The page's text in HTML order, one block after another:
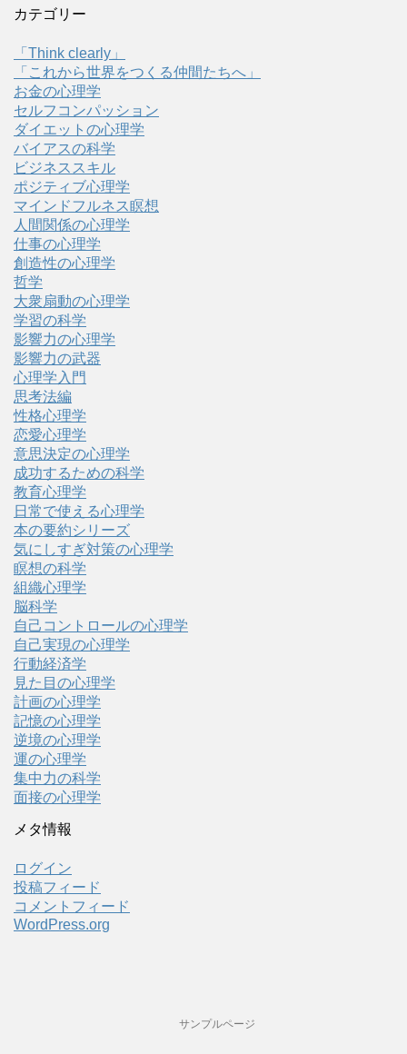
カテゴリー
「Think clearly」
「これから世界をつくる仲間たちへ」
お金の心理学
セルフコンパッション
ダイエットの心理学
バイアスの科学
ビジネススキル
ポジティブ心理学
マインドフルネス瞑想
人間関係の心理学
仕事の心理学
創造性の心理学
哲学
大衆扇動の心理学
学習の科学
影響力の心理学
影響力の武器
心理学入門
思考法編
性格心理学
恋愛心理学
意思決定の心理学
成功するための科学
教育心理学
日常で使える心理学
本の要約シリーズ
気にしすぎ対策の心理学
瞑想の科学
組織心理学
脳科学
自己コントロールの心理学
自己実現の心理学
行動経済学
見た目の心理学
計画の心理学
記憶の心理学
逆境の心理学
運の心理学
集中力の科学
面接の心理学
メタ情報
ログイン
投稿フィード
コメントフィード
WordPress.org
サンプルページ